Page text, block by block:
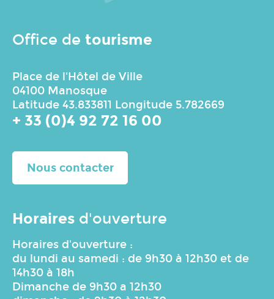
Office de tourisme
Place de l'Hôtel de Ville
04100 Manosque
Latitude 43.833811 Longitude 5.782669
+ 33 (0)4 92 72 16 00
Nous contacter
Horaires d'ouverture
Horaires d'ouverture :
du lundi au samedi : de 9h30 à 12h30 et de
14h30 à 18h
Dimanche de 9h30 a 12h30